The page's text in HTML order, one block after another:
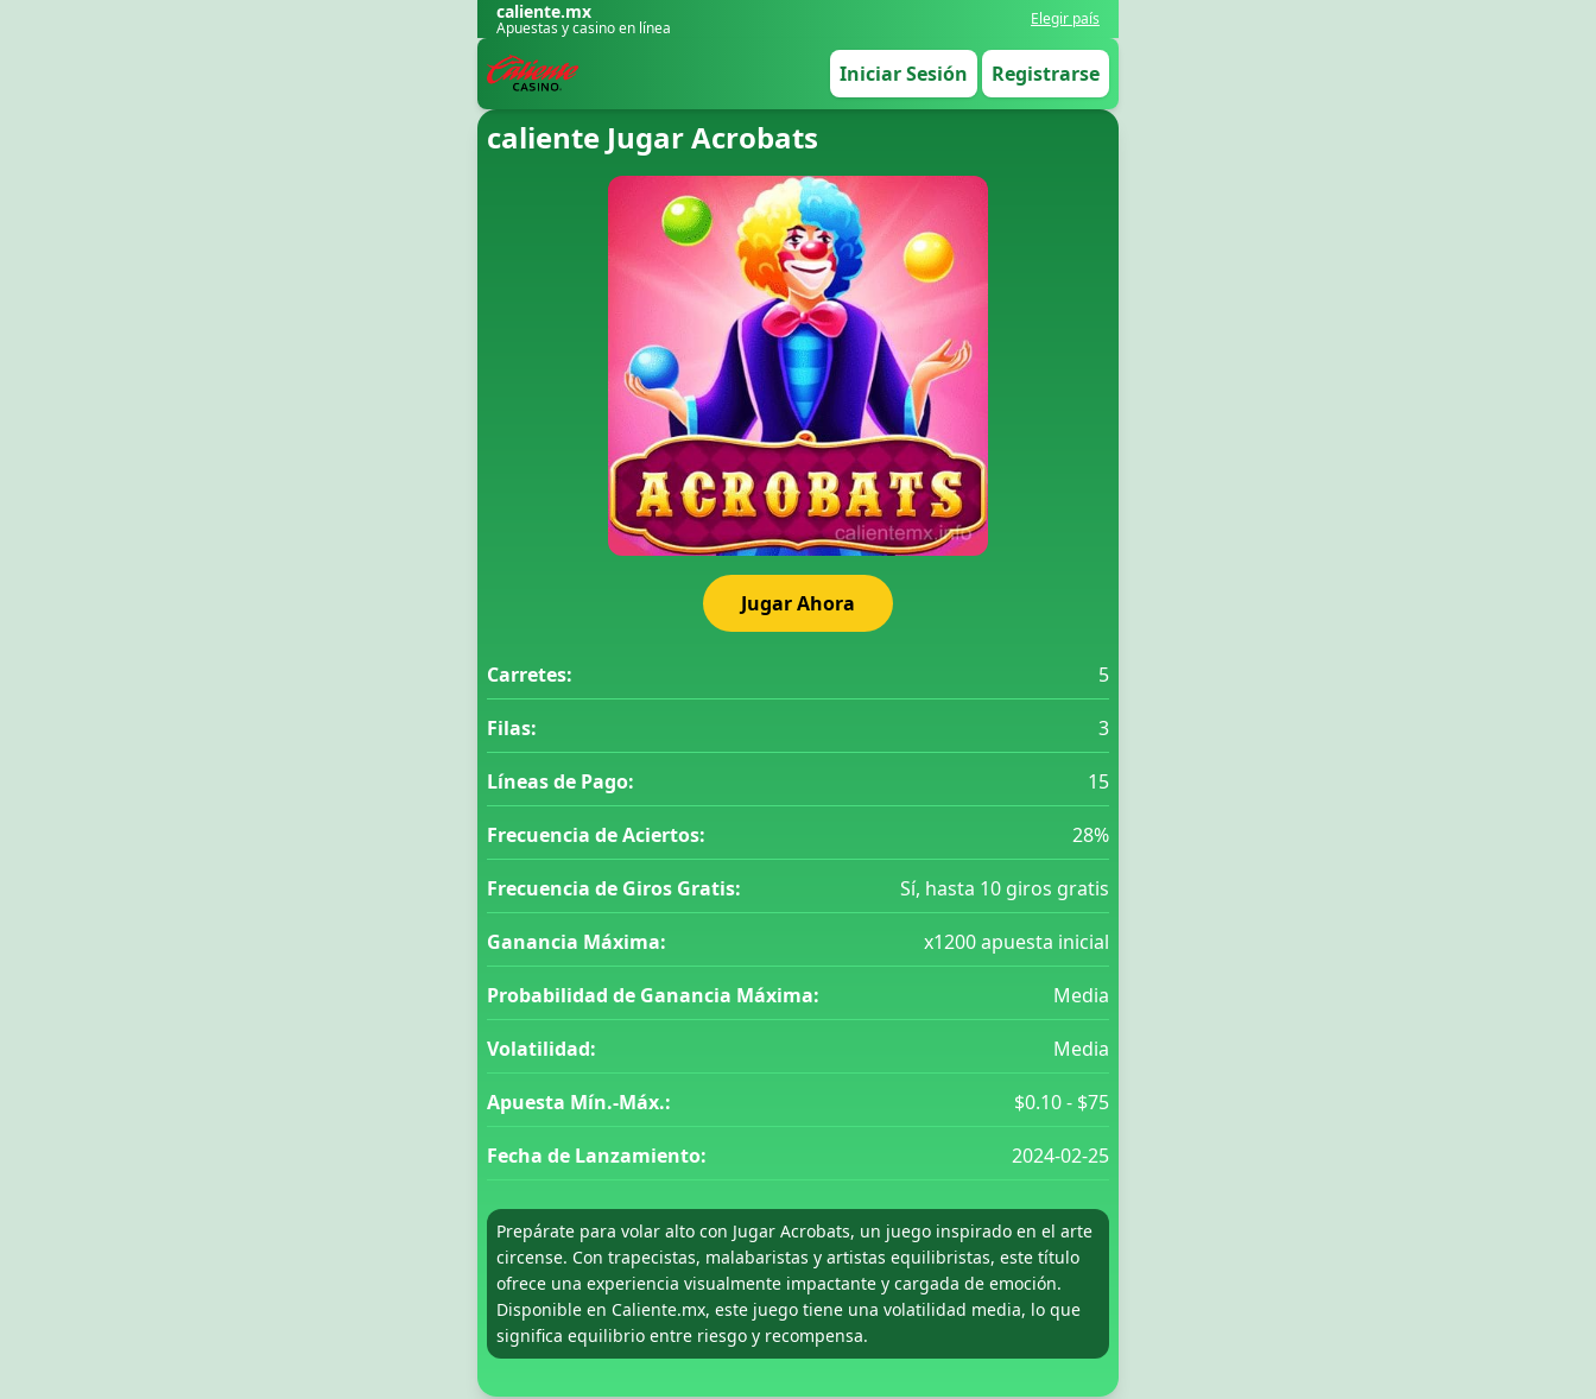
caliente.mx
Apuestas y casino en línea Elegir país
Iniciar Sesión Registrarse
caliente Jugar Acrobats
Jugar Ahora
Carretes: 5
Filas: 3
Líneas de Pago: 15
Frecuencia de Aciertos: 28%
Frecuencia de Giros Gratis: Sí, hasta 10 giros gratis
Ganancia Máxima: x1200 apuesta inicial
Probabilidad de Ganancia Máxima: Media
Volatilidad: Media
Apuesta Mín.-Máx.: $0.10 - $75
Fecha de Lanzamiento: 2024-02-25
Prepárate para volar alto con Jugar Acrobats, un juego inspirado en el arte
circense. Con trapecistas, malabaristas y artistas equilibristas, este título
ofrece una experiencia visualmente impactante y cargada de emoción.
Disponible en Caliente.mx, este juego tiene una volatilidad media, lo que
significa equilibrio entre riesgo y recompensa.